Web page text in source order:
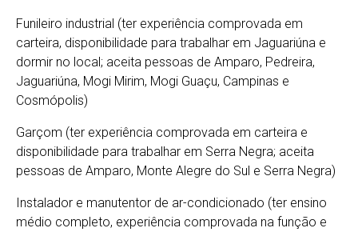
Funileiro industrial (ter experiência comprovada em
carteira, disponibilidade para trabalhar em Jaguariúna e
dormir no local; aceita pessoas de Amparo, Pedreira,
Jaguariúna, Mogi Mirim, Mogi Guaçu, Campinas e
Cosmópolis)
Garçom (ter experiência comprovada em carteira e
disponibilidade para trabalhar em Serra Negra; aceita
pessoas de Amparo, Monte Alegre do Sul e Serra Negra)
Instalador e manutentor de ar-condicionado (ter ensino
médio completo, experiência comprovada na função e